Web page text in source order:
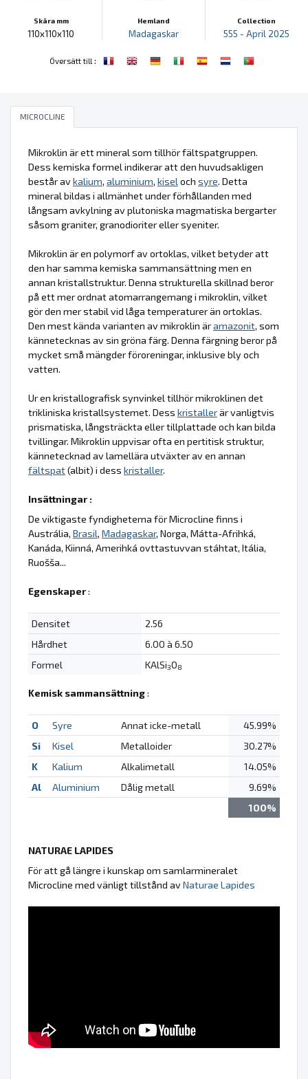
Skära mm
110x110x110
Hemland
Madagaskar
Collection
555 - April 2025
Översätt till :
MICROCLINE
Mikroklin är ett mineral som tillhör fältspatgruppen.
Dess kemiska formel indikerar att den huvudsakligen
består avkalium, aluminium, kisel och syre. Detta
mineral bildas i allmänhet under förhållanden med
långsam avkylning av plutoniska magmatiska bergarter
såsom graniter, granodioriter eller syeniter.
Mikroklin är en polymorf av ortoklas, vilket betyder att
den har samma kemiska sammansättning men en
annan kristallstruktur. Denna strukturella skillnad beror
på ett mer ordnat atomarrangemang i mikroklin, vilket
gör den mer stabil vid låga temperaturer än ortoklas.
Den mest kända varianten av mikroklin äramazonit, som
kännetecknas av sin gröna färg. Denna färgning beror på
mycket små mängder föroreningar, inklusive bly och
vatten.
Ur en kristallografisk synvinkel tillhör mikroklinen det
trikliniska kristallsystemet. Dess kristallerär vanligtvis
prismatiska, långsträckta eller tillplattade och kan bilda
tvillingar. Mikroklin uppvisar ofta en pertitisk struktur,
kännetecknad av lamellära utväxter av en annan
fältspat(albit) i dess kristaller.
Insättningar :
De viktigaste fyndigheterna för Microcline finns i
Austrália, Brasil, Madagaskar, Norga, Mátta-Afrihká,
Kanáda, Kiinná, Amerihká ovttastuvvan stáhtat, Itália,
Ruošša...
Egenskaper:
Densitet
2.56
Hårdhet
6.00 à 6.50
Formel
KAlSi3O8
Kemisk sammansättning:
O Syre Annat icke-metall
45.99%
Si
Kisel Metalloider
30.27%
K
Kalium Alkalimetall
14.05%
Al
Aluminium Dålig metall
9.69%
100%
NATURAE LAPIDES
För att gå längre i kunskap om samlarmineralet
Microcline med vänligt tillstånd avNaturae Lapides